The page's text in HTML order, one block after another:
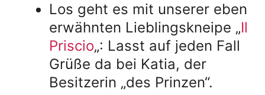
Los geht es mit unserer eben
erwähnten Lieblingskneipe „Il
Priscio„: Lasst auf jeden Fall
Grüße da bei Katia, der
Besitzerin „des Prinzen“.